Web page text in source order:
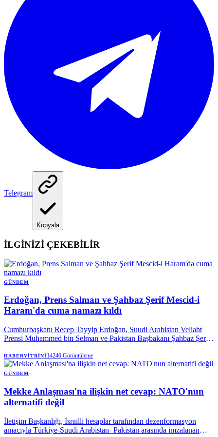
Telegram
Kopyala
İLGİNİZİ ÇEKEBİLİR
GÜNDEM
Erdoğan, Prens Salman ve Şahbaz Şerif Mescid-i
Haram'da cuma namazı kıldı
Cumhurbaşkanı Recep Tayyip Erdoğan, Suudi Arabistan Veliaht
Prensi Muhammed bin Selman ve Pakistan Başbakanı Şahbaz Şerif
HABERVITRINI14240 Görüntüleme
GÜNDEM
Mekke Anlaşması'na ilişkin net cevap: NATO'nun
alternatifi değil
İletişim Başkanlığı, İsrailli hesaplar tarafından dezenformasyon
amacıyla Türkiye-Suudi Arabistan- Pakistan arasında imzalanan